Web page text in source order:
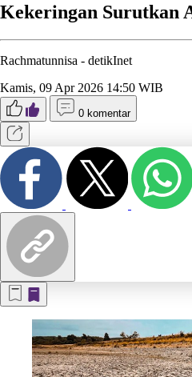
Kekeringan Surutkan
Rachmatunnisa - detikInet
Kamis, 09 Apr 2026 14:50 WIB
0 komentar